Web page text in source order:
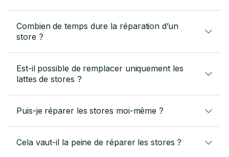
Combien de temps dure la réparation d’un
store ?
Est-il possible de remplacer uniquement les
lattes de stores ?
Puis-je réparer les stores moi-même ?
Cela vaut-il la peine de réparer les stores ?